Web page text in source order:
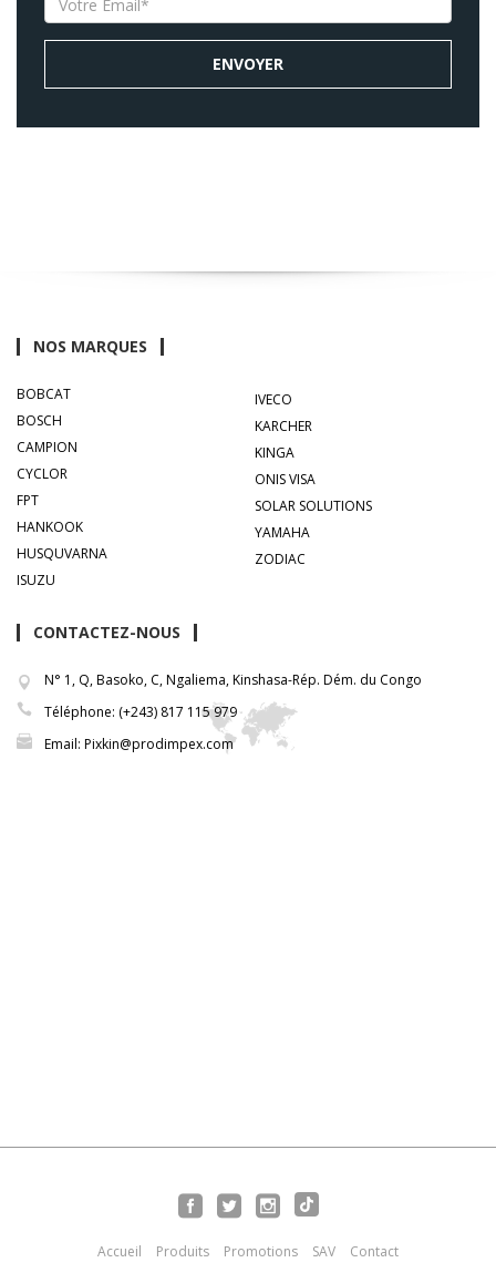
NOS MARQUES
BOBCAT
BOSCH
CAMPION
CYCLOR
FPT
HANKOOK
HUSQUVARNA
ISUZU
IVECO
KARCHER
KINGA
ONIS VISA
SOLAR SOLUTIONS
YAMAHA
ZODIAC
CONTACTEZ-NOUS
N° 1, Q, Basoko, C, Ngaliema, Kinshasa-Rép. Dém. du Congo
Téléphone: (+243) 817 115 979
Email: Pixkin@prodimpex.com
Accueil Produits Promotions SAV Contact